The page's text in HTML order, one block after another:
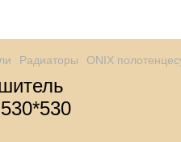
Радиаторы ONIX